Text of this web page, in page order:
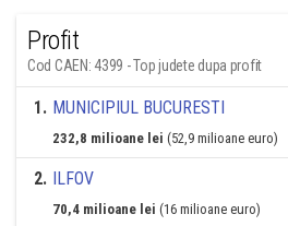
Profit
Cod CAEN: 4399 - Top judete dupa profit
1. MUNICIPIUL BUCURESTI
232,8 milioane lei (52,9 milioane euro)
2. ILFOV
70,4 milioane lei (16 milioane euro)